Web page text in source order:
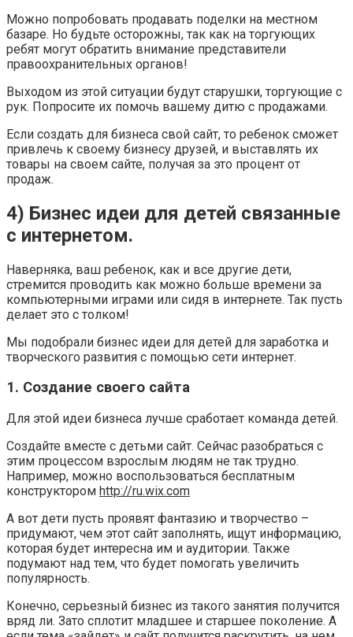
Можно попробовать продавать поделки на местном
базаре. Но будьте осторожны, так как на торгующих
ребят могут обратить внимание представители
правоохранительных органов!
Выходом из этой ситуации будут старушки, торгующие с
рук. Попросите их помочь вашему дитю с продажами.
Если создать для бизнеса свой сайт, то ребенок сможет
привлечь к своему бизнесу друзей, и выставлять их
товары на своем сайте, получая за это процент от
продаж.
4) Бизнес идеи для детей связанные
с интернетом.
Наверняка, ваш ребенок, как и все другие дети,
стремится проводить как можно больше времени за
компьютерными играми или сидя в интернете. Так пусть
делает это с толком!
Мы подобрали бизнес идеи для детей для заработка и
творческого развития с помощью сети интернет.
1. Создание своего сайта
Для этой идеи бизнеса лучше сработает команда детей.
Создайте вместе с детьми сайт. Сейчас разобраться с
этим процессом взрослым людям не так трудно.
Например, можно воспользоваться бесплатным
конструктором http://ru.wix.com
А вот дети пусть проявят фантазию и творчество –
придумают, чем этот сайт заполнять, ищут информацию,
которая будет интересна им и аудитории. Также
подумают над тем, что будет помогать увеличить
популярность.
Конечно, серьезный бизнес из такого занятия получится
вряд ли. Зато сплотит младшее и старшее поколение. А